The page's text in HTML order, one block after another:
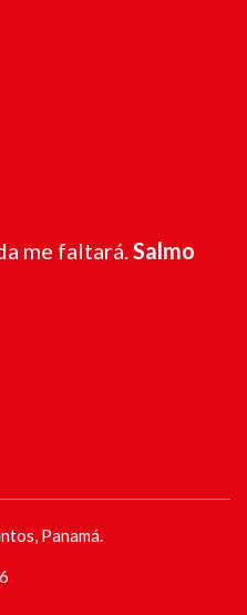
me faltará. Salmo
Panamá.